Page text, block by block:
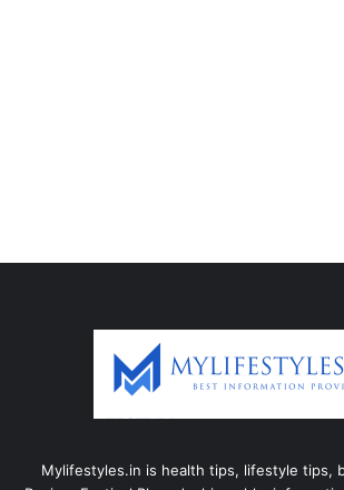
Mylifestyles.in is health tips, lifestyle tips,